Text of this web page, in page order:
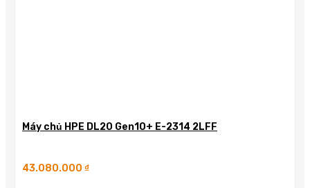
Máy chủ HPE DL20 Gen10+ E-2314 2LFF
43.080.000 ₫